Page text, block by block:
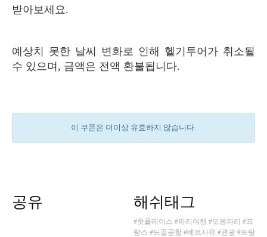
받아보세요.
예상치 못한 날씨 변화로 인해 헬기투어가 취소될
수 있으며, 금액은 전액 환불됩니다.
이 쿠폰은 더이상 유효하지 않습니다.
공유 해쉬태그
#핫플레이스 #파리여행 #오봉파리 #프
랑스 #드골공항 #베르사유 #관광 #프랑